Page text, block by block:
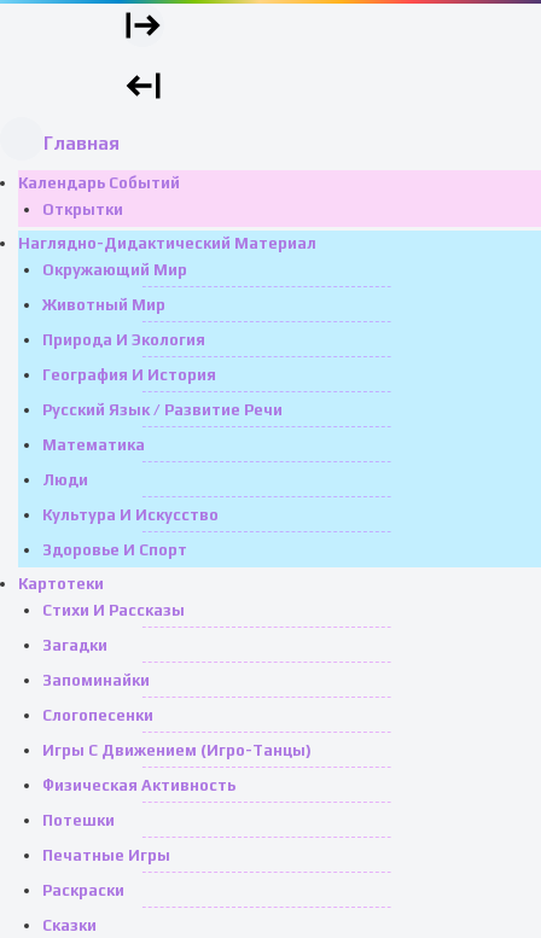
Главная
Календарь Событий
Открытки
Наглядно-Дидактический Материал
Окружающий Мир
Животный Мир
Природа И Экология
География И История
Русский Язык / Развитие Речи
Математика
Люди
Культура И Искусство
Здоровье И Спорт
Картотеки
Стихи И Рассказы
Загадки
Запоминайки
Слогопесенки
Игры С Движением (игро-Танцы)
Физическая Активность
Потешки
Печатные Игры
Раскраски
Сказки